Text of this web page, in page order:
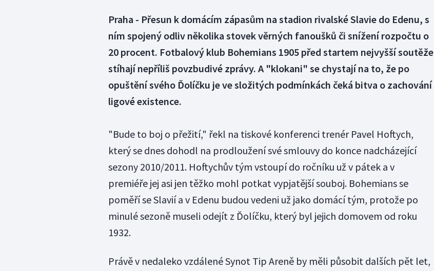
Praha - Přesun k domácím zápasům na stadion rivalské Slavie do Edenu, s
ním spojený odliv několika stovek věrných fanoušků či snížení rozpočtu o
20 procent. Fotbalový klub Bohemians 1905 před startem nejvyšší soutěže
stíhají nepříliš povzbudivé zprávy. A "klokani" se chystají na to, že po
opuštění svého Ďolíčku je ve složitých podmínkách čeká bitva o zachování
ligové existence.
"Bude to boj o přežití," řekl na tiskové konferenci trenér Pavel Hoftych,
který se dnes dohodl na prodloužení své smlouvy do konce nadcházející
sezony 2010/2011. Hoftychův tým vstoupí do ročníku už v pátek a v
premiéře jej asi jen těžko mohl potkat vypjatější souboj. Bohemians se
poměří se Slavií a v Edenu budou vedeni už jako domácí tým, protože po
minulé sezoně museli odejít z Ďolíčku, který byl jejich domovem od roku
1932.
Právě v nedaleko vzdálené Synot Tip Areně by měli působit dalších pět let,